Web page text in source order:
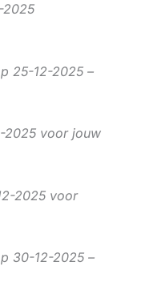
2025
25-12-2025 –
2025 voor jouw
2025 voor
30-12-2025 –